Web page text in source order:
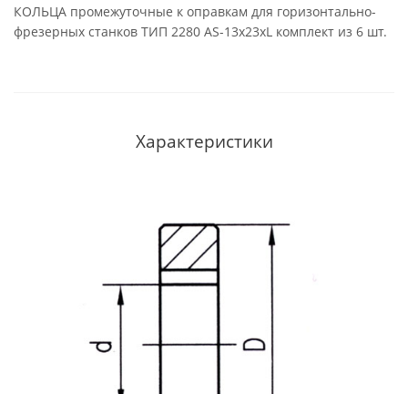
КОЛЬЦА промежуточные к оправкам для горизонтально-
фрезерных станков ТИП 2280 AS-13x23xL комплект из 6 шт.
Характеристики